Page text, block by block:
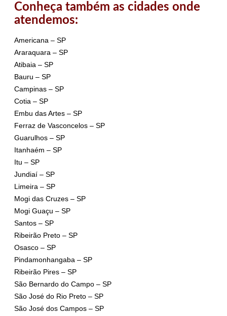
Conheça também as cidades onde
atendemos:
Americana – SP
Araraquara – SP
Atibaia – SP
Bauru – SP
Campinas – SP
Cotia – SP
Embu das Artes – SP
Ferraz de Vasconcelos – SP
Guarulhos – SP
Itanhaém – SP
Itu – SP
Jundiaí – SP
Limeira – SP
Mogi das Cruzes – SP
Mogi Guaçu – SP
Santos – SP
Ribeirão Preto – SP
Osasco – SP
Pindamonhangaba – SP
Ribeirão Pires – SP
São Bernardo do Campo – SP
São José do Rio Preto – SP
São José dos Campos – SP